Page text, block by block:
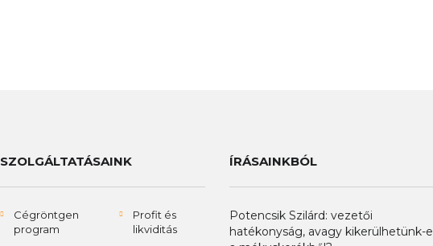
SZOLGÁLTATÁSAINK
Cégröntgen
program
Profit és
likviditás
ÍRÁSAINKBÓL
Potencsik Szilárd: vezetői
hatékonyság, avagy kikerülhetünk-e